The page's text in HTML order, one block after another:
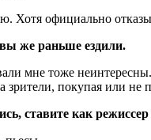
Хотя официально
же раньше ездили.
мне тоже
покупая или не
ставите как